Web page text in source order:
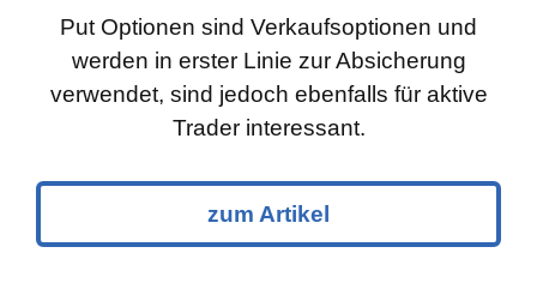
Put Optionen sind Verkaufsoptionen und
werden in erster Linie zur Absicherung
verwendet, sind jedoch ebenfalls für aktive
Trader interessant.
zum Artikel